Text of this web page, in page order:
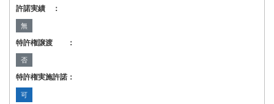
許諾実績 ：
無
特許権譲渡 ：
否
特許権実施許諾：
可